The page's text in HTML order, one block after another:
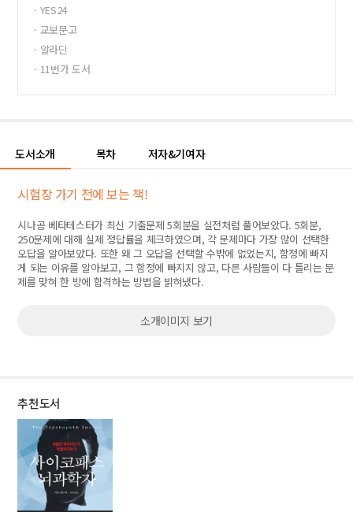
· YES24
· 교보문고
· 알라딘
· 11번가 도서
도서소개 목차 저자&기여자
시험장 가기 전에 보는 책!
시나공 베타테스터가 최신 기출문제 5회분을 실전처럼 풀어보았다. 5회분,
250문제에 대해 실제 정답률을 체크하였으며, 각 문제마다 가장 많이 선택한
오답을 알아보았다. 또한 왜 그 오답을 선택할 수밖에 없었는지, 함정에 빠지
게 되는 이유를 알아보고, 그 함정에 빠지지 않고, 다른 사람들이 다 틀리는 문
제를 맞혀 한 방에 합격하는 방법을 밝혀냈다.
소개이미지 보기
추천도서